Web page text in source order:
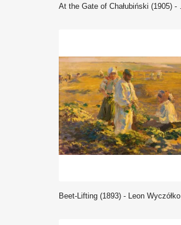
At the Gate of Chałubiński (1905) - Leon Wyczółkowski
Beet-Lifting (1893) - Leon Wyczółkowski